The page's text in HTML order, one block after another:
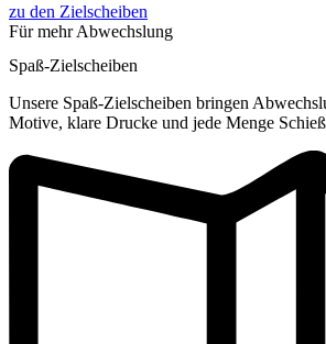
zu den Zielscheiben
Für mehr Abwechslung
Spaß-Zielscheiben
Unsere Spaß-Zielscheiben bringen
Motive, klare Drucke und jede Menge